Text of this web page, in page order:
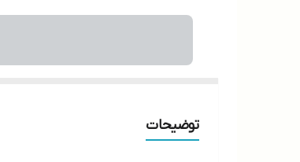
توضیحات